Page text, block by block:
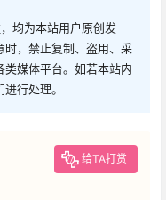
均为本站用户原创发
时，禁止复制、盗用、采
媒体平台。如若本站内
行处理。
给TA打赏